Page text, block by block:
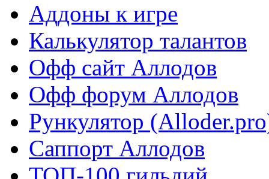
Аддоны к игре
Калькулятор талантов
Офф сайт Аллодов
Офф форум Аллодов
Рункулятор
Саппорт Аллодов